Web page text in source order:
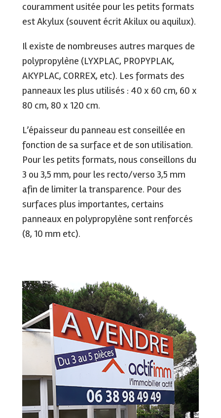
couramment usitée pour les petits formats
est Akylux (souvent écrit Akilux ou aquilux).
Il existe de nombreuses autres marques de
polypropylène (LYXPLAC, PROPYPLAK,
AKYPLAC, CORREX, etc). Les formats des
panneaux les plus utilisés : 40 x 60 cm, 60 x
80 cm, 80 x 120 cm.
L’épaisseur du panneau est conseillée en
fonction de sa surface et de son utilisation.
Pour les petits formats, nous conseillons du
3 ou 3,5 mm, pour les recto/verso 3,5 mm
afin de limiter la transparence. Pour des
surfaces plus importantes, certains
panneaux en polypropylène sont renforcés
(8, 10 mm etc).